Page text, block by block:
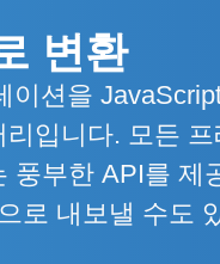
변환
이션을
입니다. 모든 프
풍부한 API를 제
로 내보낼 수도